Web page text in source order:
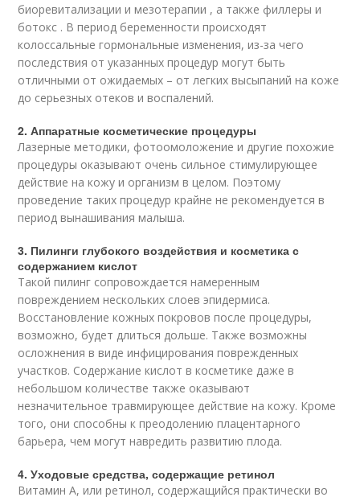
биоревитализации и мезотерапии , а также филлеры и
ботокс . В период беременности происходят
колоссальные гормональные изменения, из-за чего
последствия от указанных процедур могут быть
отличными от ожидаемых – от легких высыпаний на коже
до серьезных отеков и воспалений.
2. Аппаратные косметические процедуры
Лазерные методики, фотоомоложение и другие похожие
процедуры оказывают очень сильное стимулирующее
действие на кожу и организм в целом. Поэтому
проведение таких процедур крайне не рекомендуется в
период вынашивания малыша.
3. Пилинги глубокого воздействия и косметика с
содержанием кислот
Такой пилинг сопровождается намеренным
повреждением нескольких слоев эпидермиса.
Восстановление кожных покровов после процедуры,
возможно, будет длиться дольше. Также возможны
осложнения в виде инфицирования поврежденных
участков. Содержание кислот в косметике даже в
небольшом количестве также оказывают
незначительное травмирующее действие на кожу. Кроме
того, они способны к преодолению плацентарного
барьера, чем могут навредить развитию плода.
4. Уходовые средства, содержащие ретинол
Витамин А, или ретинол, содержащийся практически во